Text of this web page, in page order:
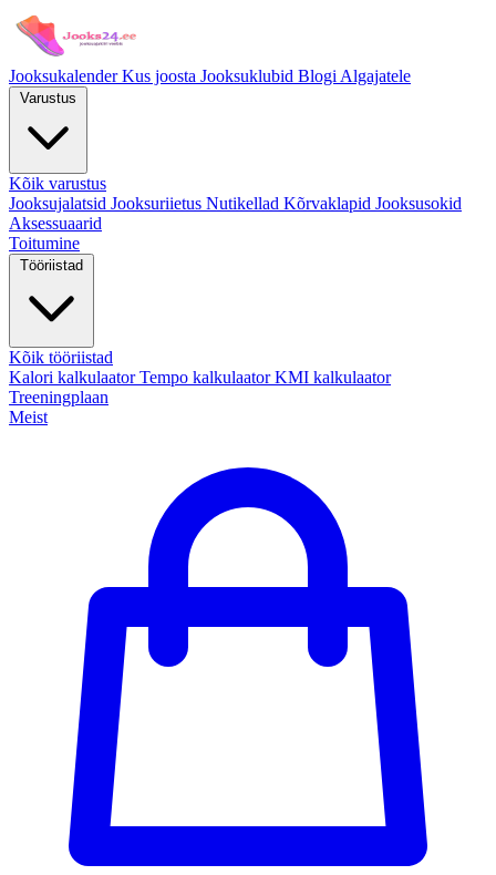
JooksukalenderKus joosta Jooksuklubid Blogi Algajatele
Kõik varustus
Jooksujalatsid Jooksuriietus Nutikellad Kõrvaklapid Jooksusokid
Aksessuaarid
Toitumine
Kõik tööriistad
Kalori kalkulaatorTempo kalkulaatorKMI kalkulaator
Treeningplaan
Meist